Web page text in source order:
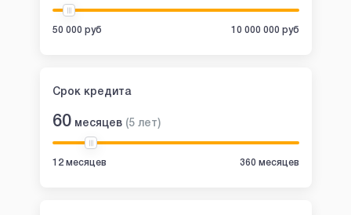
50 000 руб 10 000 000 руб
Срок кредита
60 месяцев (5 лет)
12 месяцев 360 месяцев